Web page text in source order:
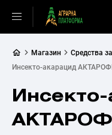
Магазин Средства
Инсекто-акарацид